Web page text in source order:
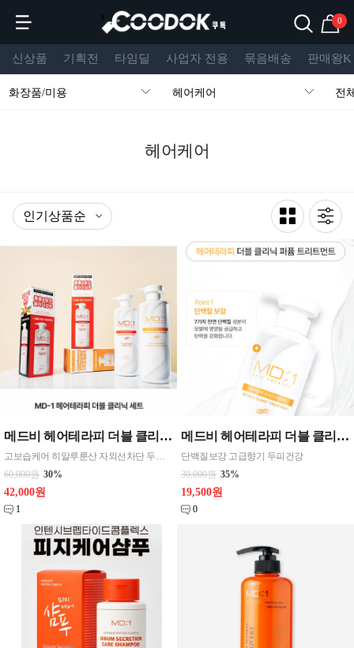
s 0
신상품 기획전 타임딜 사업자 전용 묶음배송 판매왕K
화장품/미용 헤어케어 전
헤어케어
메드비 헤어테라피 더블 클리닉 샴푸1 ,트리트먼트1 = 세트 1 할인상품
고보습케어 히알루룬산 자외선차단 두피진정 고급스런향 단백질보강
60,000원 30%
42,000원
1
메드비 헤어테라피 더블 클리닉 트리트먼트 린스 1개
단백질보강 고급향기 두피건강
30,000원 35%
19,500원
0